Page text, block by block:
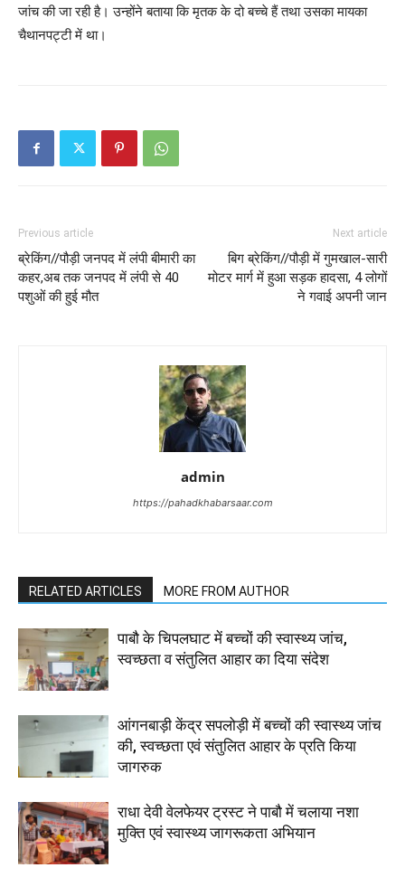
जांच की जा रही है। उन्होंने बताया कि मृतक के दो बच्चे हैं तथा उसका मायका
चैथानपट्टी में था।
Previous article
ब्रेकिंग//पौड़ी जनपद में लंपी बीमारी का
कहर,अब तक जनपद में लंपी से 40
पशुओं की हुई मौत
Next article
बिग ब्रेकिंग//पौड़ी में गुमखाल-सारी
मोटर मार्ग में हुआ सड़क हादसा, 4 लोगों
ने गवाई अपनी जान
admin
https://pahadkhabarsaar.com
RELATED ARTICLES MORE FROM AUTHOR
पाबौ के चिपलघाट में बच्चों की स्वास्थ्य जांच,
स्वच्छता व संतुलित आहार का दिया संदेश
आंगनबाड़ी केंद्र सपलोड़ी में बच्चों की स्वास्थ्य जांच
की, स्वच्छता एवं संतुलित आहार के प्रति किया
जागरुक
राधा देवी वेलफेयर ट्रस्ट ने पाबौ में चलाया नशा
मुक्ति एवं स्वास्थ्य जागरूकता अभियान